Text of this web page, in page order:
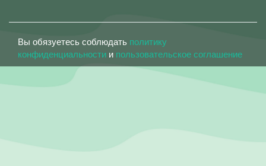
Вы обязуетесь соблюдать политику
конфиденциальности и пользовательское соглашение